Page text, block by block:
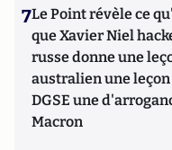
7Le Point révèle ce
que Xavier Niel
russe donne une
australien une
DGSE une
Macron